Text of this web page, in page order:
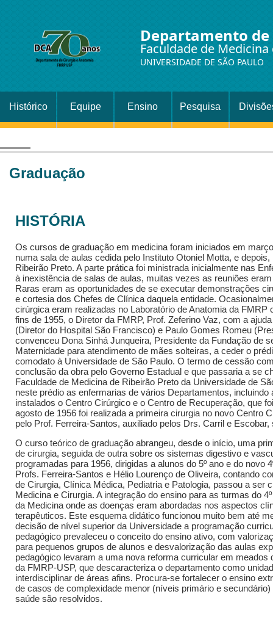
Departamento
Faculdade de
UNIVERSIDADE DE SÃO PAULO
Histórico Equipe Ensino Pesquisa
Graduação
HISTÓRIA
Os cursos de graduação em medicina foram iniciados em
numa sala de aulas cedida pelo Instituto Otoniel Motta, e
Ribeirão Preto. A parte prática foi ministrada inicialmente nas
à inexistência de salas de aulas, muitas vezes as reuniões
Raras eram as oportunidades de se executar demonstrações
e cortesia dos Chefes de Clínica daquela entidade.
cirúrgica eram realizadas no Laboratório de Anatomia da
fins de 1955, o Diretor da FMRP, Prof. Zeferino Vaz, com a
(Diretor do Hospital São Francisco) e Paulo Gomes Romeu
convenceu Dona Sinhá Junqueira, Presidente da Fundação de
Maternidade para atendimento de mães solteiras, a ceder o
comodato à Universidade de São Paulo. O termo de cessão
conclusão da obra pelo Governo Estadual e que passaria a se
Faculdade de Medicina de Ribeirão Preto da Universidade de
neste prédio as enfermarias de vários Departamentos,
instalados o Centro Cirúrgico e o Centro de Recuperação, que
agosto de 1956 foi realizada a primeira cirurgia no novo Centro
pelo Prof. Ferreira-Santos, auxiliado pelos Drs. Carril e
O curso teórico de graduação abrangeu, desde o início, uma
de cirurgia, seguida de outra sobre os sistemas digestivo e
programadas para 1956, dirigidas a alunos do 5º ano e do novo
Profs. Ferreira-Santos e Hélio Lourenço de Oliveira, contando
de Cirurgia, Clínica Médica, Pediatria e Patologia, passou a ser
Medicina e Cirurgia. A integração do ensino para as turmas do
da Medicina onde as doenças eram abordadas nos aspectos
terapêuticos. Este esquema didático funcionou muito bem até
decisão de nível superior da Universidade a programação
pedagógico prevaleceu o conceito do ensino ativo, com
para pequenos grupos de alunos e desvalorização das aulas
pedagógico levaram a uma nova reforma curricular em meados
da FMRP-USP, que descaracteriza o departamento como
interdisciplinar de áreas afins. Procura-se fortalecer o ensino
de casos de complexidade menor (níveis primário e
saúde são resolvidos.